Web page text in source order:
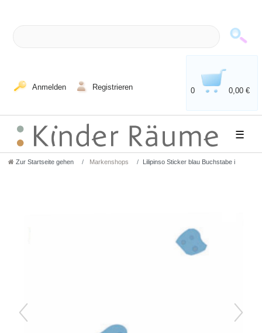
Anmelden Registrieren 0 0,00 €
☰
Zur Startseite gehen Markenshops Lilipinso Sticker blau Buchstabe i